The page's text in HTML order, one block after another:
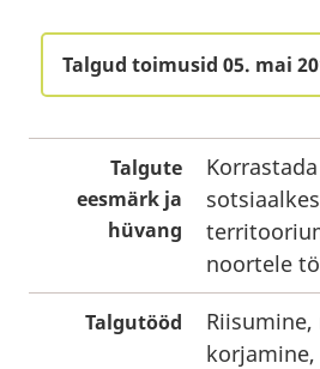
Talgud toimusid 05. mai
Talgute
eesmärk ja
hüvang
noortele
Talgutööd